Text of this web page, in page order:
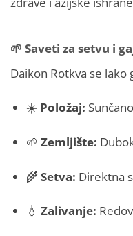
🌱 Saveti za setvu i
Daikon Rotkva se lako
☀️ Položaj:
🌱 Zemljište:
🌾Setva: Direktna
💧 Zalivanje: